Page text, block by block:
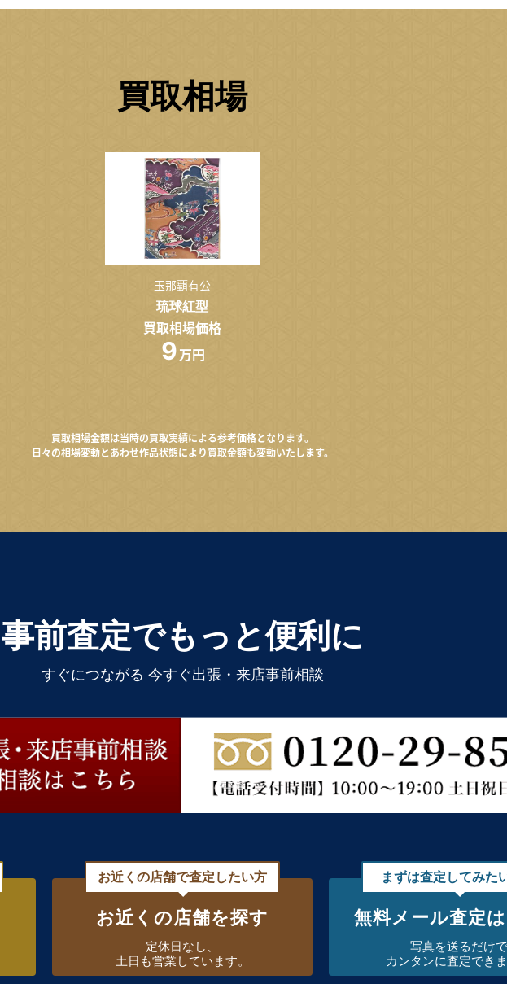
買取相場
玉那覇有公
琉球紅型
買取相場価格
9 万円
買取相場金額は当時の買取実績による参考価格となります。
日々の相場変動とあわせ作品状態により買取金額も変動いたします。
事前査定でもっと便利に
すぐにつながる 今すぐ出張・来店事前相談
お近くの店舗で査定したい方
お近くの店舗を探す
定休日なし、
土日も営業しています。
まずは査定してみた
無料メール査定
写真を送るだけで
カンタンに査定できま